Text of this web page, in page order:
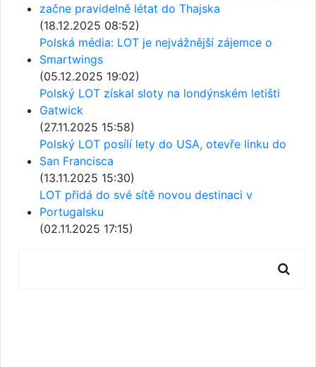
začne pravidelně létat do Thajska
(18.12.2025 08:52)
Polská média: LOT je nejvážnější zájemce o
Smartwings
(05.12.2025 19:02)
Polský LOT získal sloty na londýnském letišti
Gatwick
(27.11.2025 15:58)
Polský LOT posílí lety do USA, otevře linku do
San Francisca
(13.11.2025 15:30)
LOT přidá do své sítě novou destinaci v
Portugalsku
(02.11.2025 17:15)